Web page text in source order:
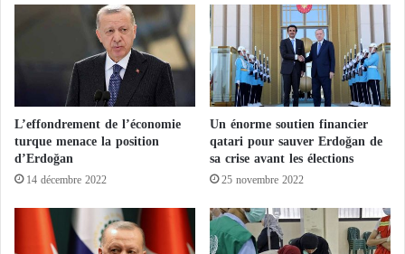
a
e
f
i
d
è
l
L’effondrement de l’économie
turque menace la position
d’Erdoğan
14 décembre 2022
Un énorme soutien financier
qatari pour sauver Erdoğan de
sa crise avant les élections
25 novembre 2022